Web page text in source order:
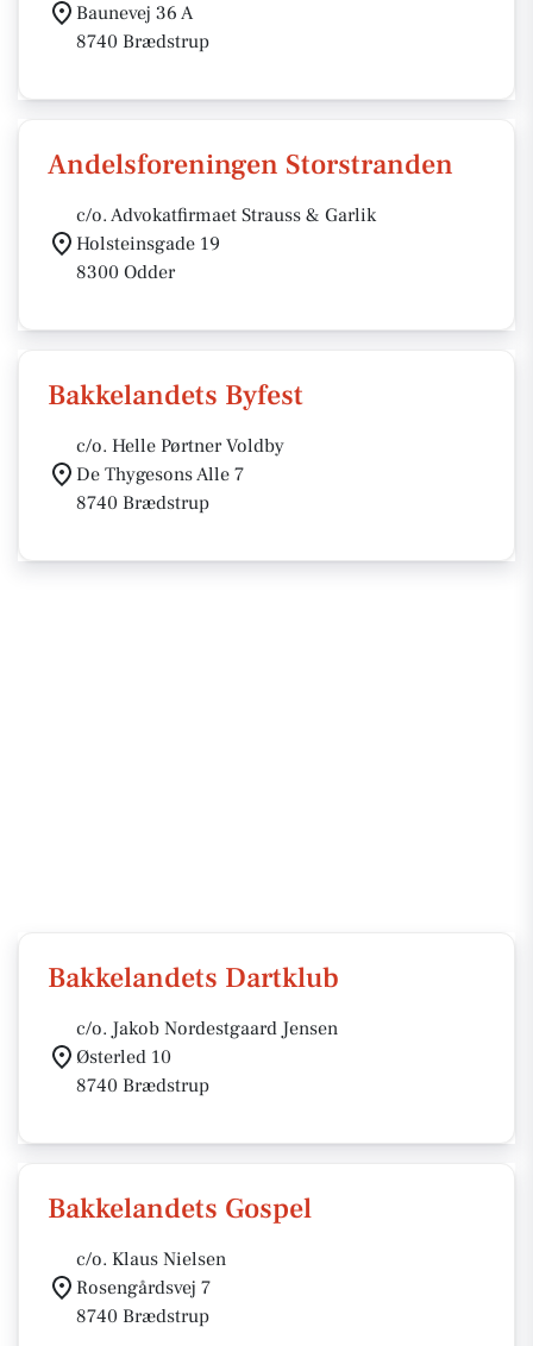
Baunevej 36 A
8740 Brædstrup
Andelsforeningen Storstranden
c/o. Advokatfirmaet Strauss & Garlik
Holsteinsgade 19
8300 Odder
Bakkelandets Byfest
c/o. Helle Pørtner Voldby
De Thygesons Alle 7
8740 Brædstrup
Bakkelandets Dartklub
c/o. Jakob Nordestgaard Jensen
Østerled 10
8740 Brædstrup
Bakkelandets Gospel
c/o. Klaus Nielsen
Rosengårdsvej 7
8740 Brædstrup